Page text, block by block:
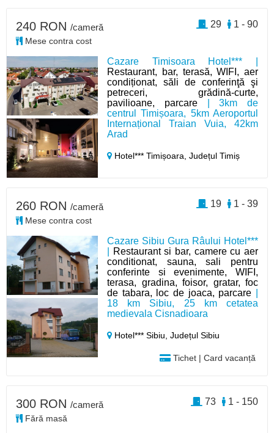
Cazare Timisoara Hotel*** |
Restaurant, bar, terasă, WIFI, aer
condiționat, săli de conferinţă şi
petreceri, grădină-curte,
pavilioane, parcare| 3km de
centrul Timișoara, 5km Aeroportul
Internațional Traian Vuia, 42km
Arad
Hotel*** Timișoara,Județul Timiș
240 RON /cameră
Mese contra cost
1 - 90
29
Cazare Sibiu Gura Râului Hotel***
Restaurant si bar, camere cu aer
conditionat, sauna, sali pentru
conferinte si evenimente, WIFI,
terasa, gradina, foisor, gratar, foc
de tabara, loc de joaca, parcare
18 km Sibiu, 25 km cetatea
medievala Cisnadioara
Hotel*** Sibiu,Județul Sibiu
Tichet | Card vacanță
260 RON /cameră
Mese contra cost
1 - 39
19
300 RON /cameră
Fără masă
1 - 150
73